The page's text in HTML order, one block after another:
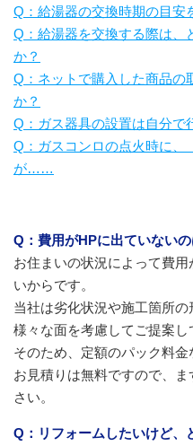
Q：給湯器の交換時期の目安
Q：給湯器を交換する際は、
か？
Q：ネットで購入した商品の
か？
Q：ガス器具の設置は自分で
Q：ガスコンロの点火時に、
が……
Q：費用がHPに出ていない
お住まいの状況によって費
いからです。
当社は劣化状況や施工箇所の
様々な面を考慮してご提案し
そのため、定額のパック料金
お見積りは無料ですので、
さい。
Q：リフォームしたいけど、